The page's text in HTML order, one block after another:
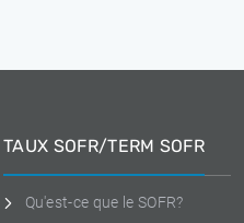
TAUX SOFR/TERM SOFR
Qu'est-ce que le SOFR?